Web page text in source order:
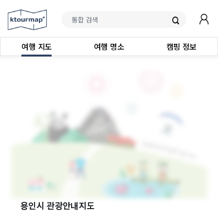
여행 지도 여행 명소 캠핑 정보
용인시 관광안내지도